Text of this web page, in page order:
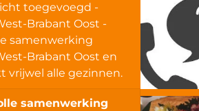
toegevoegd -
Brabant Oost -
samenwerking
Brabant Oost en
vrijwel alle gezinnen.
samenwerking